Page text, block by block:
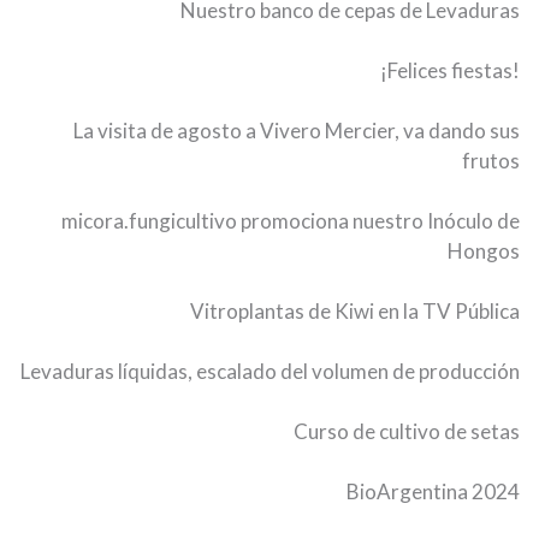
Nuestro banco de cepas de Levaduras
¡Felices fiestas!
La visita de agosto a Vivero Mercier, va dando sus
frutos
micora.fungicultivo promociona nuestro Inóculo de
Hongos
Vitroplantas de Kiwi en la TV Pública
Levaduras líquidas, escalado del volumen de producción
Curso de cultivo de setas
BioArgentina 2024